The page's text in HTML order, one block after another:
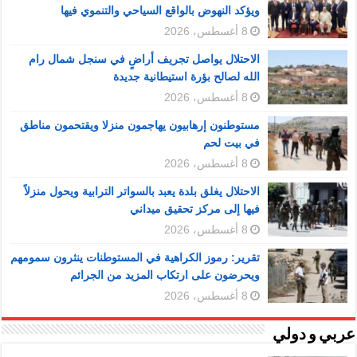
ويؤكد النهوض بالواقع السياحي والتنموي فيها
8 أغسطس، 2026
الاحتلال يواصل تجريف أراضٍ في سنجل شمال رام
الله لصالح بؤرة استيطانية جديدة
8 أغسطس، 2026
مستوطنون إرهابيون يهاجمون منزلا ويقتحمون مناطق
في بيت لحم
8 أغسطس، 2026
الاحتلال يغلق بلدة يعبد بالسواتر الترابية ويحول منزلاً
فيها إلى مركز تحقيق ميداني
8 أغسطس، 2026
تقرير: رموز الكراهية في المستوطنات ينثرون سمومهم
ويحرضون على ارتكاب المزيد من الجرائم
8 أغسطس، 2026
عربي و دولي